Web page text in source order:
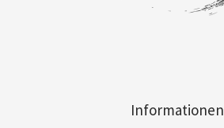
Informationen